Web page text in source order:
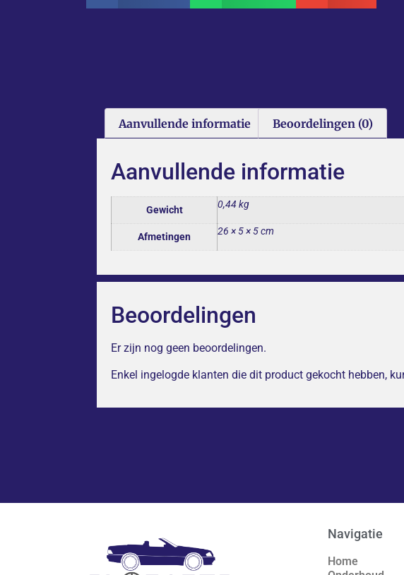
Aanvullende informatie Beoordelingen (0)
Aanvullende informatie
Gewicht 0,44 kg
Afmetingen 26 × 5 × 5 cm
Beoordelingen
Er zijn nog geen beoordelingen.
Enkel ingelogde klanten die dit product gekocht hebben,
Navigatie
Home